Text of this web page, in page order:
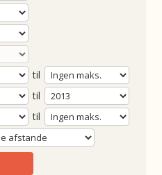
til
til
til